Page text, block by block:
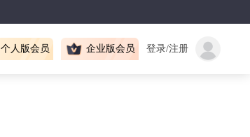
登录/注册
企业版会员
个人版会员